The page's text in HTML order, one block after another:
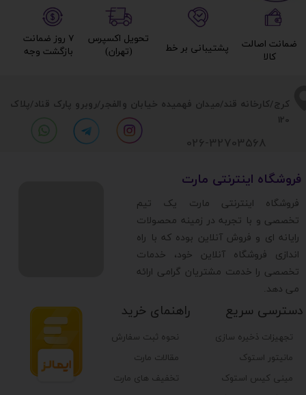
​​کرج/کارخانه قند/میدان فهمیده خیابان والفجر/روبرو پارک قناد/پلاک
120
تجهیزات ذخیره سازی
مانیتور استوک
مینی کیس استوک
دسترسی سریع راهنمای خرید
نحوه ثبت سفارش
مقالات مارت
تخفیف های مارت
​فروشگاه اینترنتی مارت
​فروشگاه اینترنتی مارت یک تیم
تخصصی و با تجربه در زمینه محصولات
رایانه ای و فروش آنلاین بوده که با راه
اندازی فروشگاه آنلاین خود، خدمات
تخصصی را خدمت مشتریان گرامی ارائه
می دهد.
026-32703568
۷ روز ضمانت
بازگشت وجه​​​​​​​
تحویل اکسپرس
(تهران)​​​​​​​
پشتیبانی بر خط​​​​​​​
ضمانت اصالت
کالا​​​​​​​